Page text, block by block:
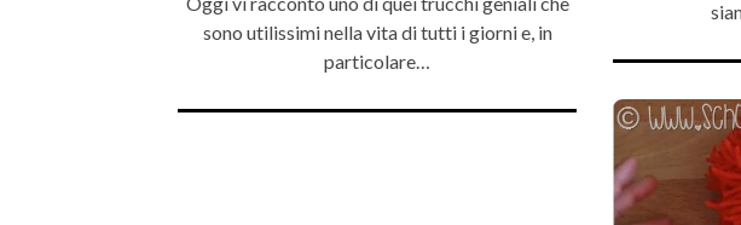
sono utilissimi nella vita di tutti i giorni e, in
particolare…